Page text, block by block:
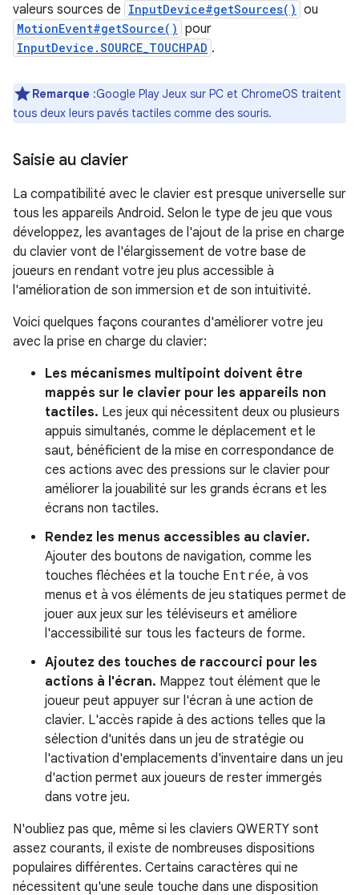
valeurs sources de InputDevice#getSources() ou
MotionEvent#getSource() pour
InputDevice.SOURCE_TOUCHPAD .
Remarque :Google Play Jeux sur PC et ChromeOS traitent
tous deux leurs pavés tactiles comme des souris.
Saisie au clavier
La compatibilité avec le clavier est presque universelle sur
tous les appareils Android. Selon le type de jeu que vous
développez, les avantages de l'ajout de la prise en charge
du clavier vont de l'élargissement de votre base de
joueurs en rendant votre jeu plus accessible à
l'amélioration de son immersion et de son intuitivité.
Voici quelques façons courantes d'améliorer votre jeu
avec la prise en charge du clavier:
Les mécanismes multipoint doivent être
mappés sur le clavier pour les appareils non
tactiles. Les jeux qui nécessitent deux ou plusieurs
appuis simultanés, comme le déplacement et le
saut, bénéficient de la mise en correspondance de
ces actions avec des pressions sur le clavier pour
améliorer la jouabilité sur les grands écrans et les
écrans non tactiles.
Rendez les menus accessibles au clavier.
Ajouter des boutons de navigation, comme les
touches fléchées et la touche Entrée, à vos
menus et à vos éléments de jeu statiques permet de
jouer aux jeux sur les téléviseurs et améliore
l'accessibilité sur tous les facteurs de forme.
Ajoutez des touches de raccourci pour les
actions à l'écran. Mappez tout élément que le
joueur peut appuyer sur l'écran à une action de
clavier. L'accès rapide à des actions telles que la
sélection d'unités dans un jeu de stratégie ou
l'activation d'emplacements d'inventaire dans un jeu
d'action permet aux joueurs de rester immergés
dans votre jeu.
N'oubliez pas que, même si les claviers QWERTY sont
assez courants, il existe de nombreuses dispositions
populaires différentes. Certains caractères qui ne
nécessitent qu'une seule touche dans une disposition